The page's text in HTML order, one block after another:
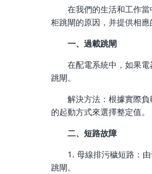
在我們的生活和工作
柜跳閘的原因，并提供相應
一、過載跳閘
在配電系統中，如果
跳閘。
解決方法：根據實際
的起動方式來選擇整定值。
二、短路故障
1. 母線排污穢短路：
跳閘。